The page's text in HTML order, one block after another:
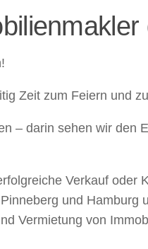
Zeit zum Feiern und
– darin sehen wir
Verkauf
und
Vermietung von